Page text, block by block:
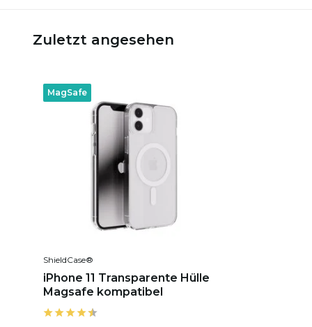
Zuletzt angesehen
MagSafe
ShieldCase®
iPhone 11 Transparente Hülle
Magsafe kompatibel